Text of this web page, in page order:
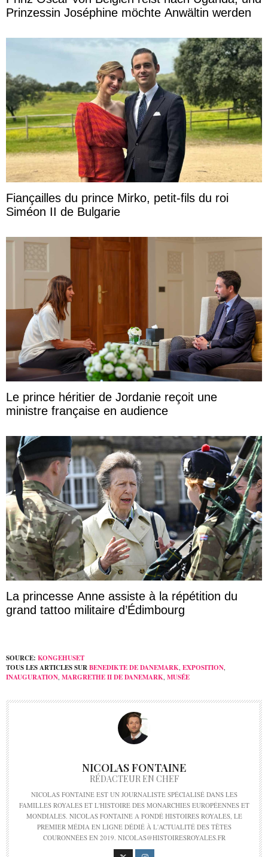
Prinzessin Joséphine möchte Anwältin werden
Fiançailles du prince Mirko, petit-fils du roi
Siméon II de Bulgarie
Le prince héritier de Jordanie reçoit une
ministre française en audience
La princesse Anne assiste à la répétition du
grand tattoo militaire d’Édimbourg
SOURCE: KONGEHUSET
TOUS LES ARTICLES SURBENEDIKTE DE DANEMARK EXPOSITION
INAUGURATION MARGRETHE II DE DANEMARK MUSÉE
NICOLAS FONTAINE
RÉDACTEUR EN CHEF
NICOLAS FONTAINE EST UN JOURNALISTE SPÉCIALISÉ DANS LES
FAMILLES ROYALES ET L'HISTOIRE DES MONARCHIES EUROPÉENNES ET
MONDIALES. NICOLAS FONTAINE A FONDÉ HISTOIRES ROYALES, LE
PREMIER MÉDIA EN LIGNE DÉDIÉ À L'ACTUALITÉ DES TÊTES
COURONNÉES EN 2019. NICOLAS@HISTOIRESROYALES.FR